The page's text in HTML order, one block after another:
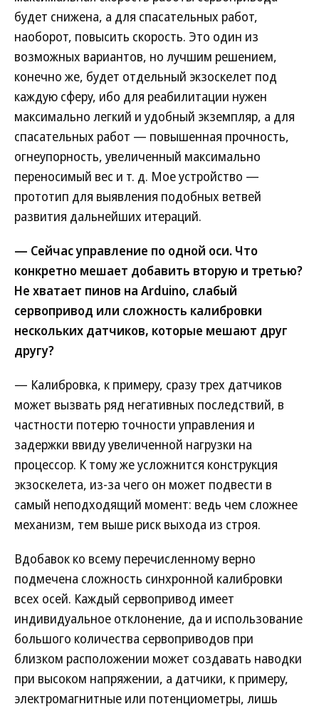
будет снижена, а для спасательных работ,
наоборот, повысить скорость. Это один из
возможных вариантов, но лучшим решением,
конечно же, будет отдельный экзоскелет под
каждую сферу, ибо для реабилитации нужен
максимально легкий и удобный экземпляр, а для
спасательных работ — повышенная прочность,
огнеупорность, увеличенный максимально
переносимый вес и т. д. Мое устройство —
прототип для выявления подобных ветвей
развития дальнейших итераций.
— Сейчас управление по одной оси. Что
конкретно мешает добавить вторую и третью?
Не хватает пинов на Arduino, слабый
сервопривод или сложность калибровки
нескольких датчиков, которые мешают друг
другу?
— Калибровка, к примеру, сразу трех датчиков
может вызвать ряд негативных последствий, в
частности потерю точности управления и
задержки ввиду увеличенной нагрузки на
процессор. К тому же усложнится конструкция
экзоскелета, из-за чего он может подвести в
самый неподходящий момент: ведь чем сложнее
механизм, тем выше риск выхода из строя.
Вдобавок ко всему перечисленному верно
подмечена сложность синхронной калибровки
всех осей. Каждый сервопривод имеет
индивидуальное отклонение, да и использование
большого количества сервоприводов при
близком расположении может создавать наводки
при высоком напряжении, а датчики, к примеру,
электромагнитные или потенциометры, лишь